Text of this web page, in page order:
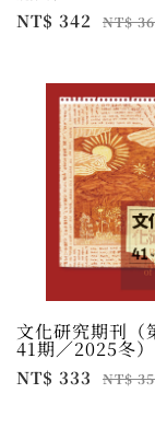
NT$ 342 NT$
文化研究期刊（
41期／2025冬）
NT$ 333 NT$